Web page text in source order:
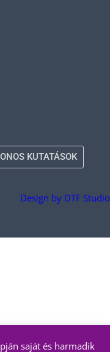
KUTATÁSOK
Design by DTF Studio
saját és harmadik